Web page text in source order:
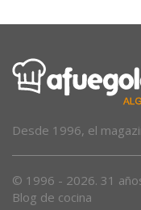
Desde 1996, el
© 1996 - 2026. 31
Blog de cocina